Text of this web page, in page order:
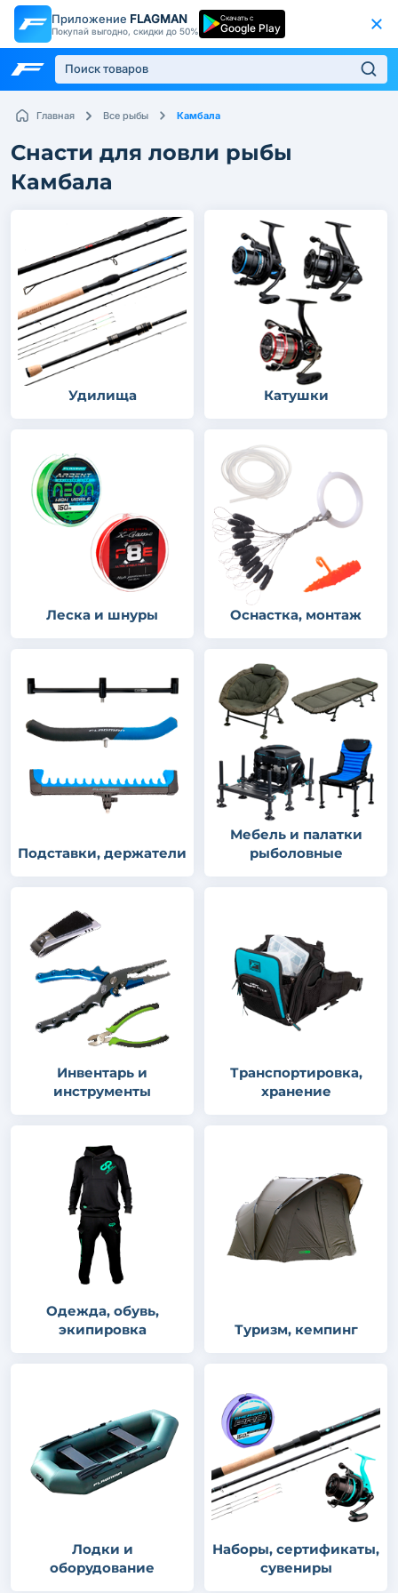
Приложение FLAGMAN
Покупай выгодно, скидки до 50%
Скачать с
Google Play
Главная Все рыбы Камбала
Снасти для ловли рыбы
Камбала
Удилища Катушки
Леска и шнуры Оснастка, монтаж
Подставки, держатели
Мебель и палатки
рыболовные
Инвентарь и
инструменты
Транспортировка,
хранение
Одежда, обувь,
экипировка
Туризм, кемпинг
Лодки и
оборудование
Наборы, сертификаты,
сувениры